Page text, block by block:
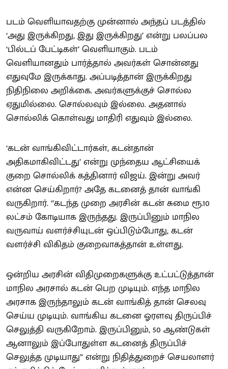
படம் வெளியாவதற்கு முன்னால் அந்தப் படத்தில்
‘அது இருக்கிறது, இது இருக்கிறது’ என்று பலப்பல
‘பில்டப் பேட்டிகள்’ வெளியாகும். படம்
வெளியானதும் பார்த்தால் அவர்கள் சொன்னது
எதுவுமே இருக்காது. அப்படித்தான் இருக்கிறது
நிதிநிலை அறிக்கை. அவர்களுக்குச் சொல்ல
ஏதுமில்லை. சொல்லவும் இல்லை. அதனால்
சொல்லிக் கொள்வது மாதிரி எதுவும் இல்லை.
‘கடன் வாங்கிவிட்டார்கள், கடன்தான்
அதிகமாகிவிட்டது’ என்று முந்தைய ஆட்சியைக்
குறை சொல்லிக் கத்தினார் விஜய். இன்று அவர்
என்ன செய்கிறார்? அதே கடனைத் தான் வாங்கி
வருகிறார். ‘’கடந்த முறை அரசின் கடன் சுமை ரூ.10
லட்சம் கோடியாக இருந்தது. இருப்பினும் மாநில
வருவாய் வளர்ச்சியுடன் ஒப்பிடும்போது, கடன்
வளர்ச்சி விகிதம் குறைவாகத்தான் உள்ளது.
ஒன்றிய அரசின் விதிமுறைகளுக்கு உட்பட்டுத்தான்
மாநில அரசால் கடன் பெற முடியும். எந்த மாநில
அரசாக இருந்தாலும் கடன் வாங்கித் தான் செலவு
செய்ய முடியும். வாங்கிய கடனை ஓரளவு திருப்பிச்
செலுத்தி வருகிறோம். இருப்பினும், 50 ஆண்டுகள்
ஆனாலும் இப்போதுள்ள கடனைத் திருப்பிச்
செலுத்த முடியாது” என்று நிதித்துறைச் செயலாளர்